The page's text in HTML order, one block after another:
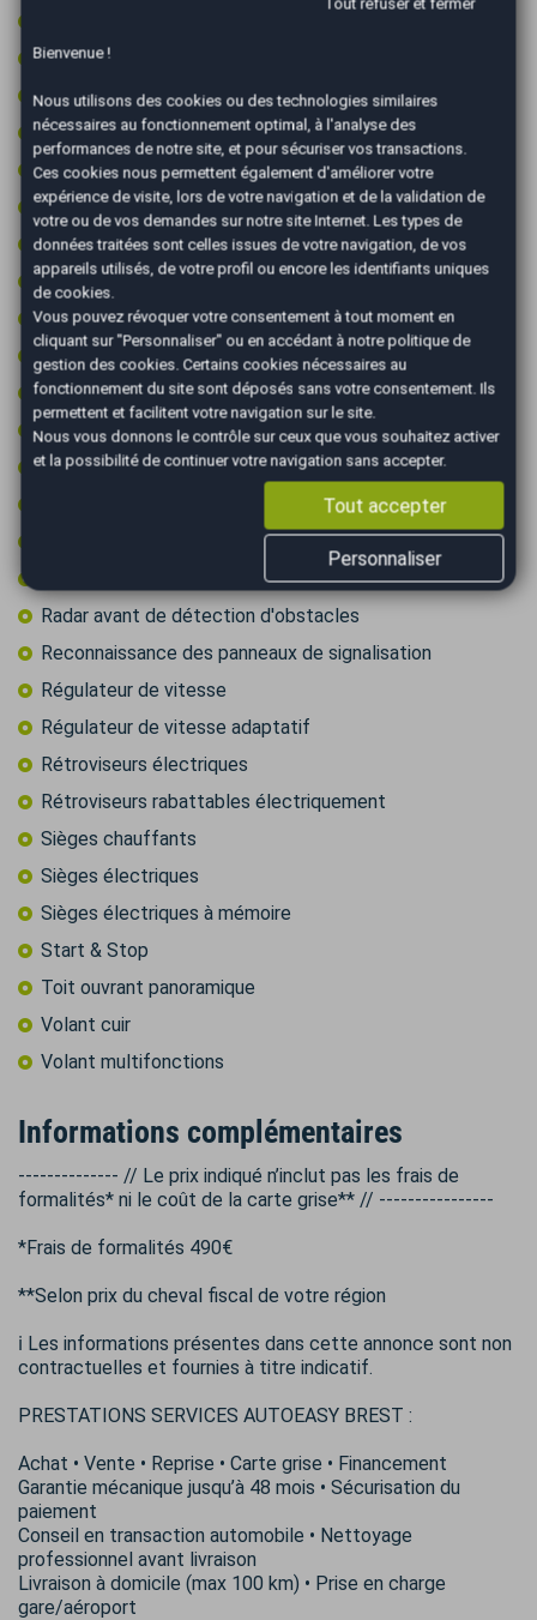
GPS tactile
Intérieur cuir/alcantara
Jantes 18 pouces
Jantes aluminium
Limiteur de vitesse
Ordinateur de bord
Ouverture du coffre électrique
Pack luxe
Pack sport
Palettes au volant
Peinture integrale
Phares directionnels
Radar arrière de détection d'obstacles
Radar avant de détection d'obstacles
Reconnaissance des panneaux de signalisation
Régulateur de vitesse
Régulateur de vitesse adaptatif
Rétroviseurs électriques
Rétroviseurs rabattables électriquement
Sièges chauffants
Sièges électriques
Sièges électriques à mémoire
Start & Stop
Toit ouvrant panoramique
Volant cuir
Volant multifonctions
Informations complémentaires
-------------- // Le prix indiqué n’inclut pas les frais de
formalités* ni le coût de la carte grise** // ----------------
*Frais de formalités 490€
**Selon prix du cheval fiscal de votre région
ℹ️ Les informations présentes dans cette annonce sont non
contractuelles et fournies à titre indicatif.
PRESTATIONS SERVICES AUTOEASY BREST :
Achat • Vente • Reprise • Carte grise • Financement
Garantie mécanique jusqu’à 48 mois • Sécurisation du
paiement
Conseil en transaction automobile • Nettoyage
professionnel avant livraison
Livraison à domicile (max 100 km) • Prise en charge
gare/aéroport
Tout refuser et fermer
Bienvenue !
Nous utilisons des cookies ou des technologies similaires
nécessaires au fonctionnement optimal, à l'analyse des
performances de notre site, et pour sécuriser vos transactions.
Ces cookies nous permettent également d'améliorer votre
expérience de visite, lors de votre navigation et de la validation de
votre ou de vos demandes sur notre site Internet. Les types de
données traitées sont celles issues de votre navigation, de vos
appareils utilisés, de votre profil ou encore les identifiants uniques
de cookies.
Vous pouvez révoquer votre consentement à tout moment en
cliquant sur "Personnaliser" ou en accédant à notre politique de
gestion des cookies. Certains cookies nécessaires au
fonctionnement du site sont déposés sans votre consentement. Ils
permettent et facilitent votre navigation sur le site.
Nous vous donnons le contrôle sur ceux que vous souhaitez activer
et la possibilité de continuer votre navigation sans accepter.
Tout accepter
Personnaliser